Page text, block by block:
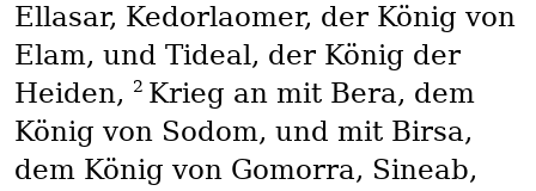
Ellasar, Kedorlaomer, der König von
Elam, und Tideal, der König der
Heiden,
2 Krieg an mit Bera, dem
König von Sodom, und mit Birsa,
dem König von Gomorra, Sineab,